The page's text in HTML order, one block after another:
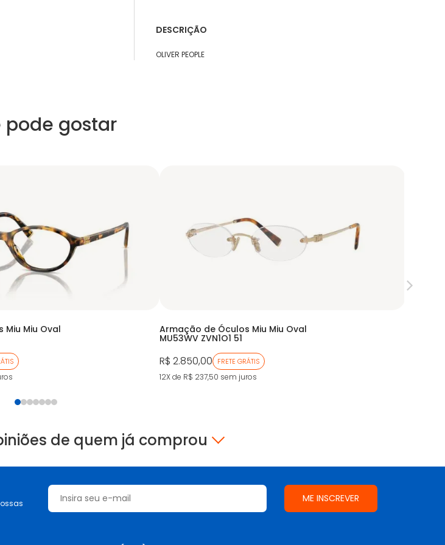
DESCRIÇÃO
OLIVER PEOPLE
pode gostar
Miu Oval Armação de Óculos Miu Miu Oval
MU53WV ZVN1O1 51
R$ 2.850,00 FRETE GRÁTIS
12X de R$ 237,50 sem juros
de quem já comprou